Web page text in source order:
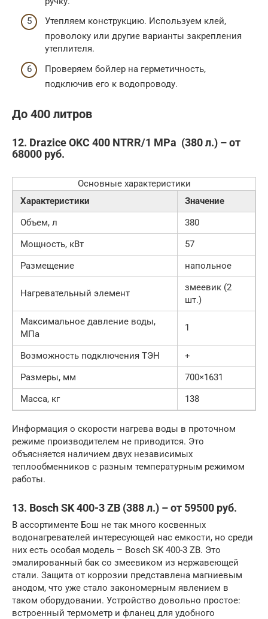
Утепляем конструкцию. Используем клей,
проволоку или другие варианты закрепления
утеплителя.
Проверяем бойлер на герметичность,
подключив его к водопроводу.
До 400 литров
12. Drazice OKC 400 NTRR/1 МРа (380 л.) – от
68000 руб.
Основные характеристики
Характеристики
Значение
Объем, л
380
Мощность, кВт
57
Размещение
напольное
Нагревательный элемент
змеевик (2
шт.)
Максимальное давление воды,
МПа
1
Возможность подключения ТЭН
+
Размеры, мм
700×1631
Масса, кг
138
Информация о скорости нагрева воды в проточном
режиме производителем не приводится. Это
объясняется наличием двух независимых
теплообменников с разным температурным режимом
работы.
13. Bosch SK 400-3 ZB (388 л.) – от 59500 руб.
В ассортименте Бош не так много косвенных
водонагревателей интересующей нас емкости, но среди
них есть особая модель – Bosch SK 400-3 ZB. Это
эмалированный бак со змеевиком из нержавеющей
стали. Защита от коррозии представлена магниевым
анодом, что уже стало закономерным явлением в
таком оборудовании. Устройство довольно простое:
встроенный термометр и фланец для удобного